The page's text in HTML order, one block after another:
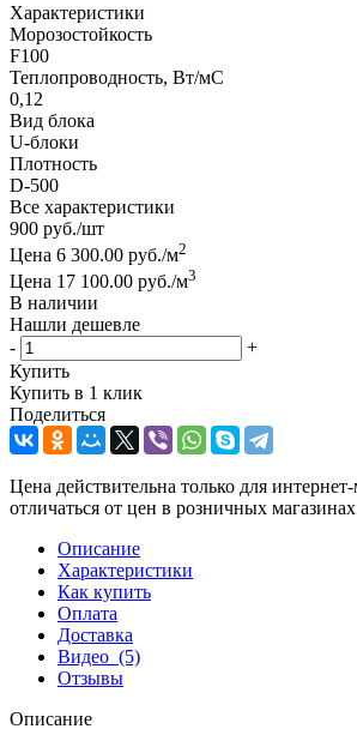
Характеристики
Морозостойкость
F100
Теплопроводность, Вт/мC
0,12
Вид блока
U-блоки
Плотность
D-500
Все характеристики
900 руб./шт
Цена 6 300.00 руб./м2
Цена 17 100.00 руб./м3
В наличии
Нашли дешевле
-
+
Купить
Купить в 1 клик
Поделиться
Цена действительна только для
отличаться от цен в розничных магазинах
Описание
Характеристики
Как купить
Оплата
Доставка
Видео (5)
Отзывы
Описание